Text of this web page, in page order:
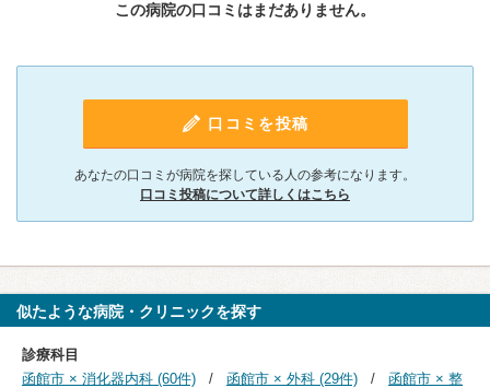
この病院の口コミはまだありません。
口コミを投稿
あなたの口コミが病院を探している人の参考になります。
口コミ投稿について詳しくはこちら
似たような病院・クリニックを探す
診療科目
函館市 × 消化器内科 (60件)
函館市 × 外科 (29件)
函館市 × 整